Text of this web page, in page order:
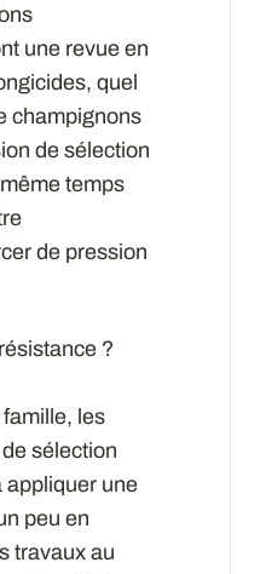
une revue en
quel
champignons
de sélection
temps
de pression
?
les
sélection
appliquer une
peu en
travaux au